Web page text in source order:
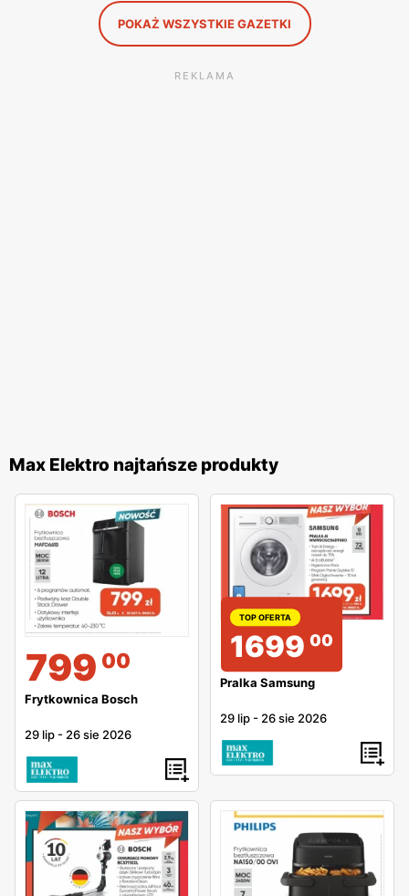
POKAŻ WSZYSTKIE GAZETKI
REKLAMA
Max Elektro najtańsze produkty
799 00
Frytkownica Bosch
29 lip - 26 sie 2026
TOP OFERTA
1699 00
Pralka Samsung
29 lip - 26 sie 2026